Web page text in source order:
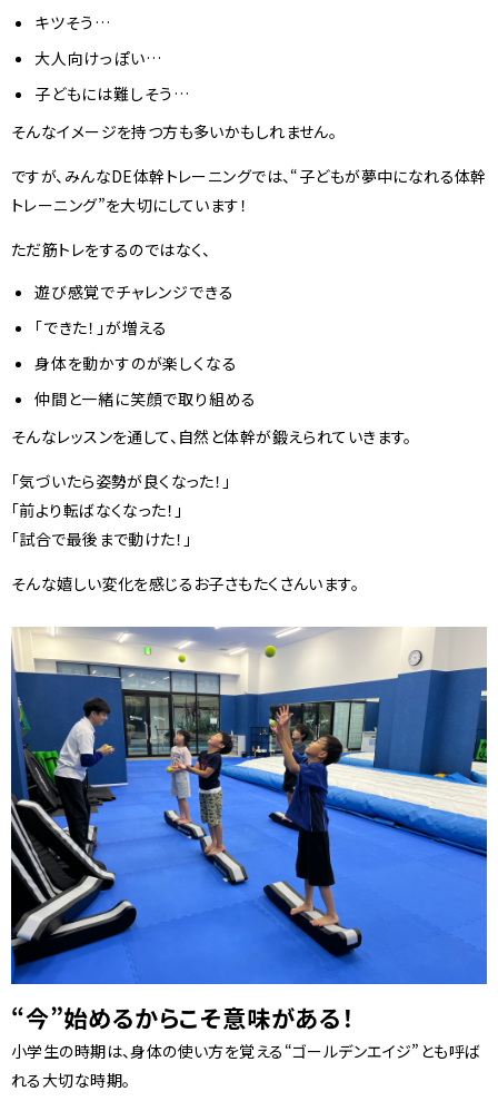
キツそう…
大人向けっぽい…
子どもには難しそう…
そんなイメージを持つ方も多いかもしれません。
ですが、みんなDE体幹トレーニングでは、“子どもが夢中になれる体幹
トレーニング”を大切にしています！
ただ筋トレをするのではなく、
遊び感覚でチャレンジできる
「できた！」が増える
身体を動かすのが楽しくなる
仲間と一緒に笑顔で取り組める
そんなレッスンを通して、自然と体幹が鍛えられていきます。
「気づいたら姿勢が良くなった！」
「前より転ばなくなった！」
「試合で最後まで動けた！」
そんな嬉しい変化を感じるお子さもたくさんいます。
“今”始めるからこそ意味がある！
小学生の時期は、身体の使い方を覚える“ゴールデンエイジ”とも呼ば
れる大切な時期。